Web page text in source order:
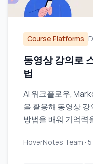
Course Platforms
동영상 강의로
법
AI 워크플로우,
을 활용해 동영상
방법을 배워 기억력
HoverNotes Team •5